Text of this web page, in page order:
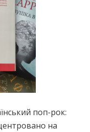
поп-рок:
на